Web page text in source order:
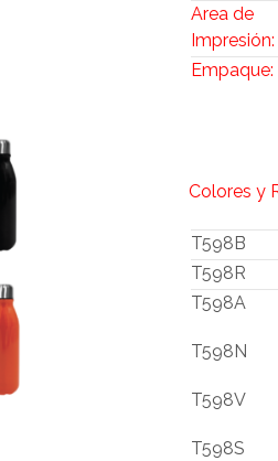
Area de
Impresión:
Empaque:
Colores y
T598B
T598R
T598A
T598N
T598V
T598S